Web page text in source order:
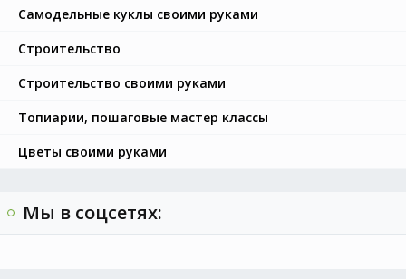
Самодельные куклы своими руками
Строительство
Строительство своими руками
Топиарии, пошаговые мастер классы
Цветы своими руками
Мы в соцсетях: